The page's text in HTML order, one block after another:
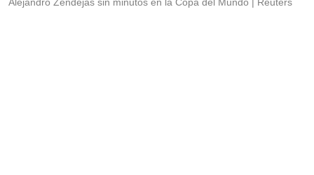
Alejandro Zendejas sin minutos en la Copa del Mundo Reuters